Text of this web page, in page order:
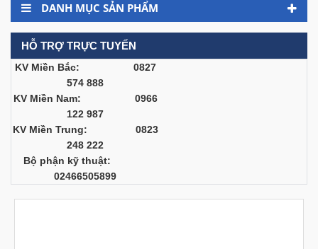
DANH MỤC SẢN PHẨM
HỖ TRỢ TRỰC TUYẾN
KV Miền Bắc: 0827
574 888
KV Miền Nam: 0966
122 987
KV Miền Trung: 0823
248 222
Bộ phận kỹ thuật:
02466505899